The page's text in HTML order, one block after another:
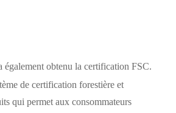
également obtenu la certification FSC.
de certification forestière et
qui permet aux consommateurs